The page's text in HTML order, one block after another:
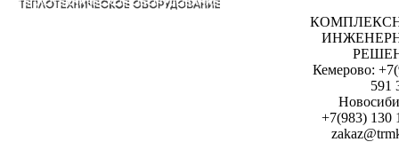
Кемерово:
591
+7(983) 130